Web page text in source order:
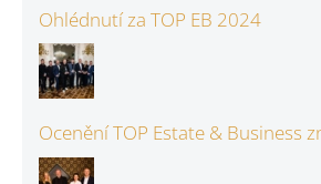
Ohlédnutí za TOP EB 2024
Ocenění TOP Estate & Business